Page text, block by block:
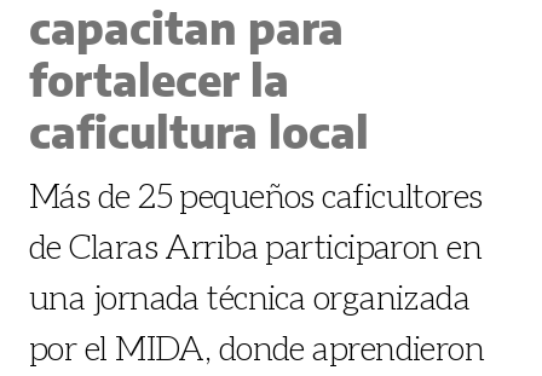
capacitan para
fortalecer la
caficultura local
Más de 25 pequeños caficultores
de Claras Arriba participaron en
una jornada técnica organizada
por el MIDA, donde aprendieron